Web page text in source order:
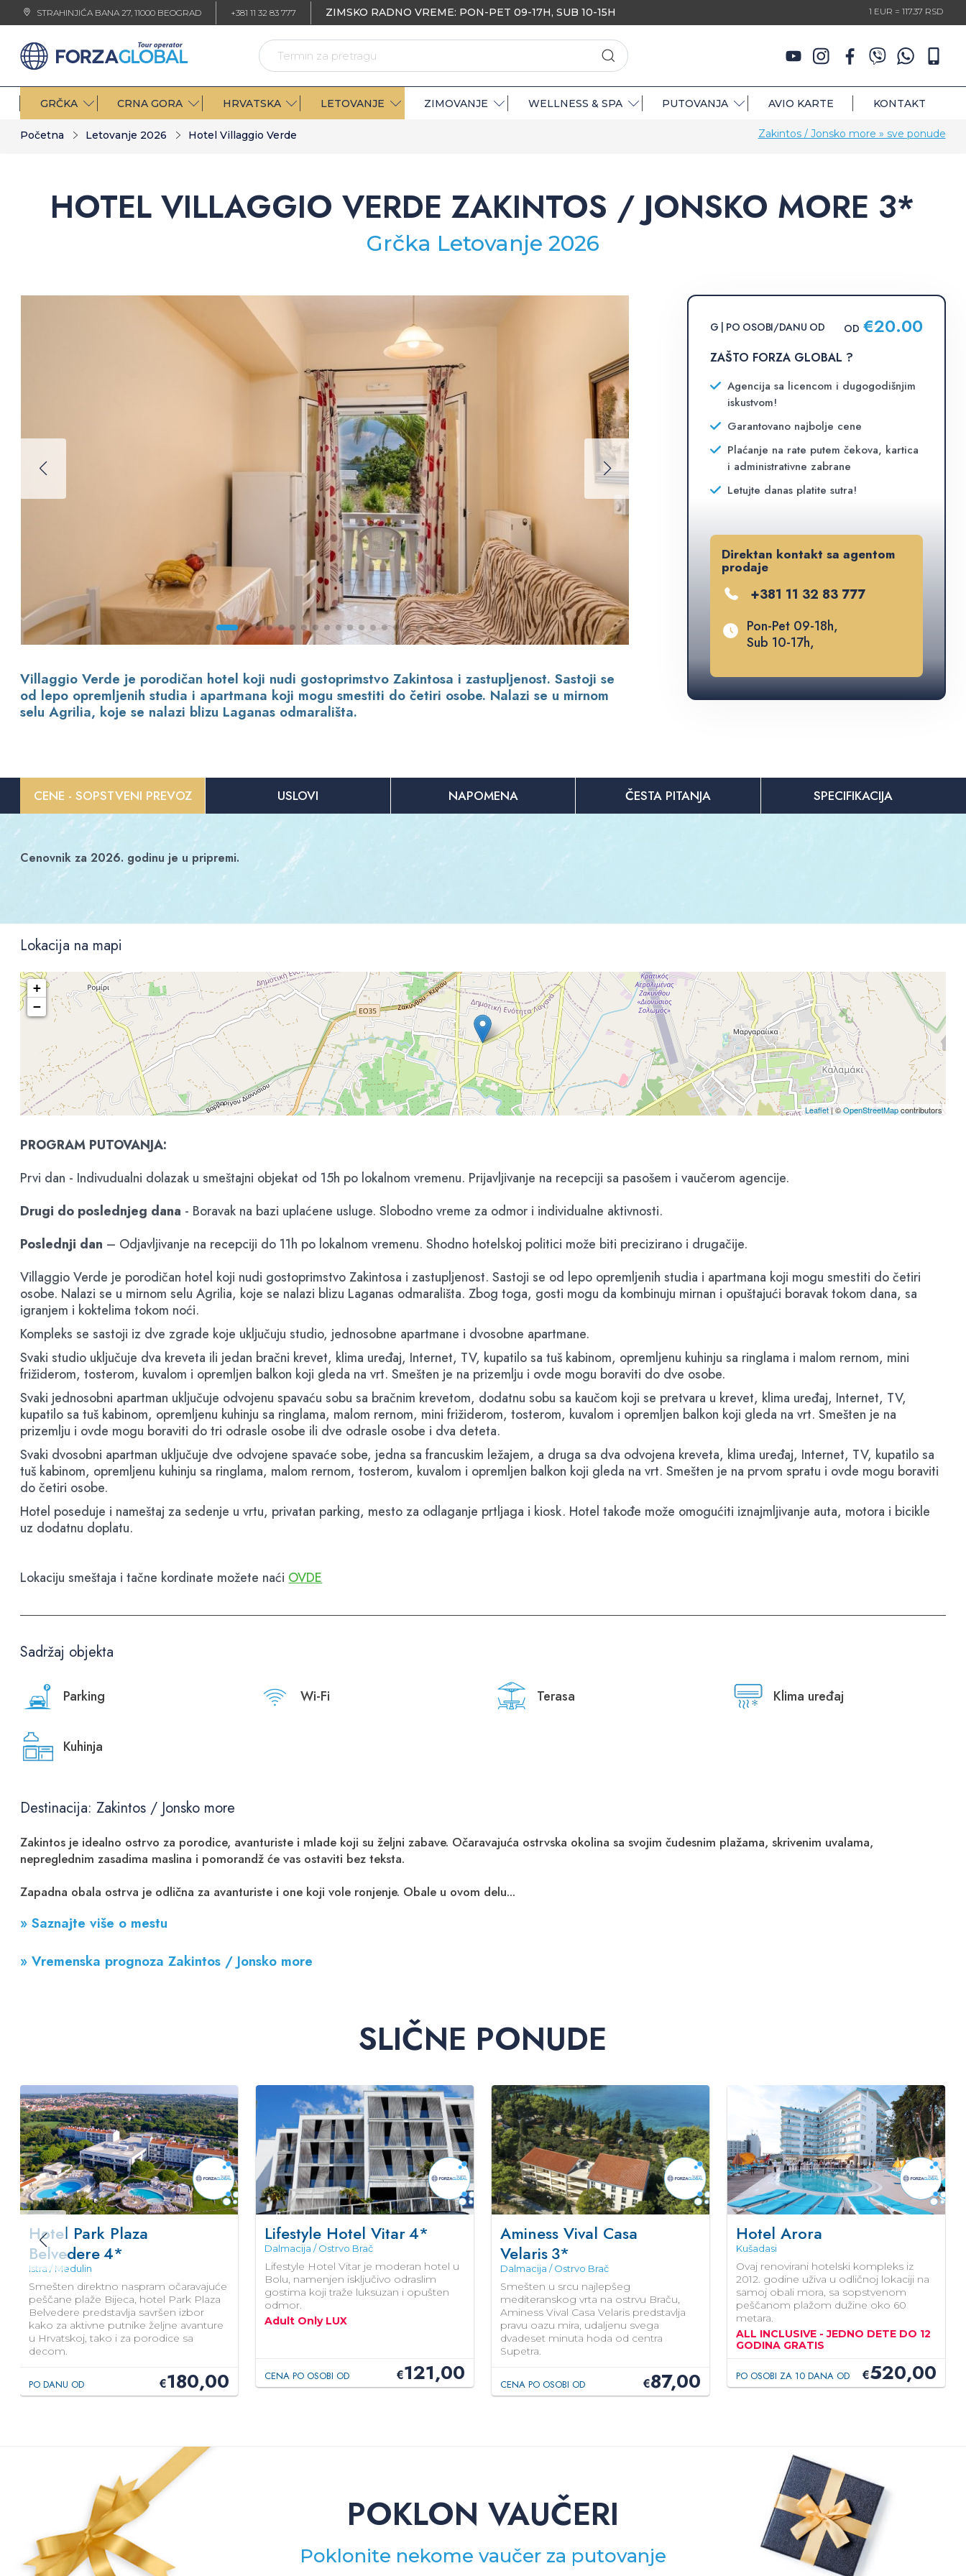
STRAHINJIĆA BANA 27, 11000 BEOGRAD +381 11 32 83 777 ZIMSKO RADNO VREME: PON-PET 09-17H, SUB 10-15H 1 EUR = 117.37 RSD
GRČKA CRNA GORA HRVATSKA LETOVANJE ZIMOVANJE WELLNESS & SPA PUTOVANJA AVIO KARTE KONTAKT
Početna Letovanje 2026 Hotel Villaggio Verde Zakintos / Jonsko more » sve ponude
HOTEL VILLAGGIO VERDE ZAKINTOS / JONSKO MORE 3*
Grčka Letovanje 2026
Villaggio Verde je porodičan hotel koji nudi gostoprimstvo Zakintosa i zastupljenost. Sastoji se
od lepo opremljenih studia i apartmana koji mogu smestiti do četiri osobe. Nalazi se u mirnom
selu Agrilia, koje se nalazi blizu Laganas odmarališta.
G | PO OSOBI/DANU OD OD €20.00
ZAŠTO FORZA GLOBAL ?
Agencija sa licencom i dugogodišnjim
iskustvom!
Garantovano najbolje cene
Plaćanje na rate putem čekova, kartica
i administrativne zabrane
Letujte danas platite sutra!
Direktan kontakt sa agentom
prodaje
+381 11 32 83 777
Pon-Pet 09-18h,
Sub 10-17h,
CENE - SOPSTVENI PREVOZ USLOVI NAPOMENA ČESTA PITANJA SPECIFIKACIJA
Cenovnik za 2026. godinu je u pripremi.
Lokacija na mapi
+
−
Leaflet| ©OpenStreetMapcontributors
PROGRAM PUTOVANJA:
Prvi dan - Indivudualni dolazak u smeštajni objekat od 15h po lokalnom vremenu. Prijavljivanje na recepciji sa pasošem i vaučerom agencije.
Drugi do poslednjeg dana - Boravak na bazi uplaćene usluge. Slobodno vreme za odmor i individualne aktivnosti.
Poslednji dan – Odjavljivanje na recepciji do 11h po lokalnom vremenu. Shodno hotelskoj politici može biti precizirano i drugačije.
Villaggio Verde je porodičan hotel koji nudi gostoprimstvo Zakintosa i zastupljenost. Sastoji se od lepo opremljenih studia i apartmana koji mogu smestiti do četiri
osobe. Nalazi se u mirnom selu Agrilia, koje se nalazi blizu Laganas odmarališta. Zbog toga, gosti mogu da kombinuju mirnan i opuštajući boravak tokom dana, sa
igranjem i koktelima tokom noći.
Kompleks se sastoji iz dve zgrade koje uključuju studio, jednosobne apartmane i dvosobne apartmane.
Svaki studio uključuje dva kreveta ili jedan bračni krevet, klima uređaj, Internet, TV, kupatilo sa tuš kabinom, opremljenu kuhinju sa ringlama i malom rernom, mini
frižiderom, tosterom, kuvalom i opremljen balkon koji gleda na vrt. Smešten je na prizemlju i ovde mogu boraviti do dve osobe.
Svaki jednosobni apartman uključuje odvojenu spavaću sobu sa bračnim krevetom, dodatnu sobu sa kaučom koji se pretvara u krevet, klima uređaj, Internet, TV,
kupatilo sa tuš kabinom, opremljenu kuhinju sa ringlama, malom rernom, mini frižiderom, tosterom, kuvalom i opremljen balkon koji gleda na vrt. Smešten je na
prizemlju i ovde mogu boraviti do tri odrasle osobe ili dve odrasle osobe i dva deteta.
Svaki dvosobni apartman uključuje dve odvojene spavaće sobe, jedna sa francuskim ležajem, a druga sa dva odvojena kreveta, klima uređaj, Internet, TV, kupatilo sa
tuš kabinom, opremljenu kuhinju sa ringlama, malom rernom, tosterom, kuvalom i opremljen balkon koji gleda na vrt. Smešten je na prvom spratu i ovde mogu boraviti
do četiri osobe.
Hotel poseduje i nameštaj za sedenje u vrtu, privatan parking, mesto za odlaganje prtljaga i kiosk. Hotel takođe može omogućiti iznajmljivanje auta, motora i bicikle
uz dodatnu doplatu.
Lokaciju smeštaja i tačne kordinate možete naćiOVDE
Sadržaj objekta
Parking Wi-Fi Terasa Klima uređaj
Kuhinja
Destinacija: Zakintos / Jonsko more
Zakintos je idealno ostrvo za porodice, avanturiste i mlade koji su željni zabave. Očaravajuća ostrvska okolina sa svojim čudesnim plažama, skrivenim uvalama,
nepreglednim zasadima maslina i pomorandž će vas ostaviti bez teksta.
Zapadna obala ostrva je odlična za avanturiste i one koji vole ronjenje. Obale u ovom delu...
» Saznajte više o mestu
» Vremenska prognoza Zakintos / Jonsko more
SLIČNE PONUDE
Hotel Park Plaza
Belvedere4*
Istra / Medulin
Smešten direktno naspram očaravajuće
peščane plaže Bijeca, hotel Park Plaza
Belvedere predstavlja savršen izbor
kako za aktivne putnike željne avanture
u Hrvatskoj, tako i za porodice sa
decom.
PO DANU OD €180,00
Lifestyle Hotel Vitar4*
Dalmacija / Ostrvo Brač
Lifestyle Hotel Vitar je moderan hotel u
Bolu, namenjen isključivo odraslim
gostima koji traže luksuzan i opušten
odmor.
Adult Only LUX
CENA PO OSOBI OD €121,00
Aminess Vival Casa
Velaris3*
Dalmacija / Ostrvo Brač
Smešten u srcu najlepšeg
mediteranskog vrta na ostrvu Braču,
Aminess Vival Casa Velaris predstavlja
pravu oazu mira, udaljenu svega
dvadeset minuta hoda od centra
Supetra.
CENA PO OSOBI OD €87,00
Hotel Arora
Kušadasi
Ovaj renovirani hotelski kompleks iz
2012. godine uživa u odličnoj lokaciji na
samoj obali mora, sa sopstvenom
peščanom plažom dužine oko 60
metara.
ALL INCLUSIVE - JEDNO DETE DO 12
GODINA GRATIS
PO OSOBI ZA 10 DANA OD €520,00
POKLON VAUČERI
Poklonite nekome vaučer za putovanje